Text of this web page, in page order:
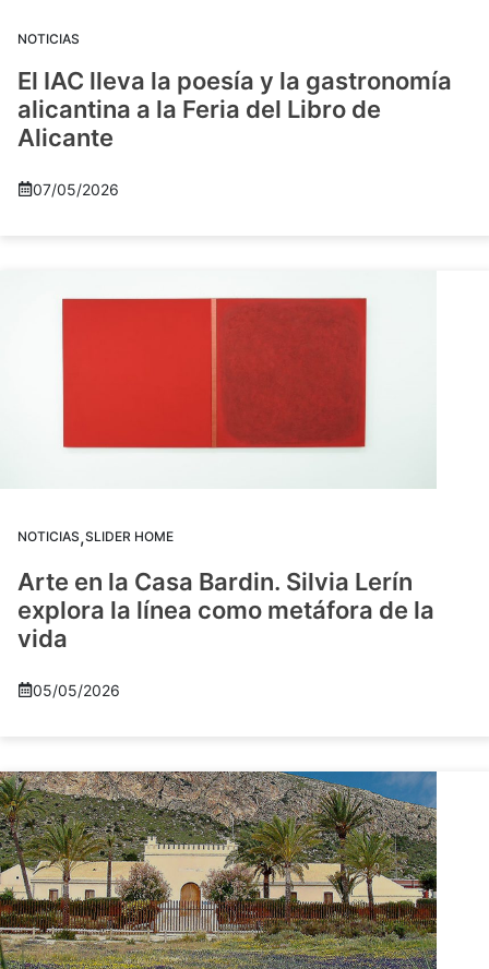
NOTICIAS
El IAC lleva la poesía y la gastronomía
alicantina a la Feria del Libro de
Alicante
07/05/2026
NOTICIAS,SLIDER HOME
Arte en la Casa Bardin. Silvia Lerín
explora la línea como metáfora de la
vida
05/05/2026